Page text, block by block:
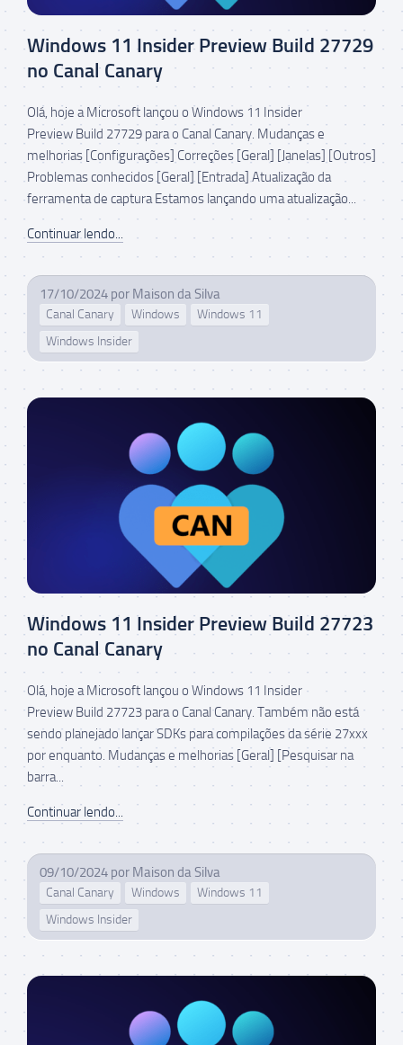
Windows 11 Insider Preview Build 27729
no Canal Canary
Olá, hoje a Microsoft lançou o Windows 11 Insider
Preview Build 27729 para o Canal Canary. Mudanças e
melhorias [Configurações] Correções [Geral] [Janelas] [Outros]
Problemas conhecidos [Geral] [Entrada] Atualização da
ferramenta de captura Estamos lançando uma atualização...
Continuar lendo...
17/10/2024 por Maison da Silva
Canal Canary Windows
Windows 11
Windows Insider
Windows 11 Insider Preview Build 27723
no Canal Canary
Olá, hoje a Microsoft lançou o Windows 11 Insider
Preview Build 27723 para o Canal Canary. Também não está
sendo planejado lançar SDKs para compilações da série 27xxx
por enquanto. Mudanças e melhorias [Geral] [Pesquisar na
barra...
Continuar lendo...
09/10/2024 por Maison da Silva
Canal Canary Windows
Windows 11
Windows Insider